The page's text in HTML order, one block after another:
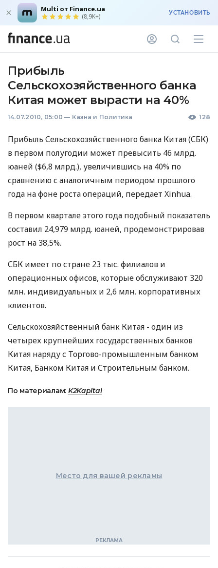
Multi от Finance.ua
(8,9K+) УСТАНОВИТЬ
Прибыль
Сельскохозяйственного банка
Китая может вырасти на 40%
14.07.2010, 05:00 — Казна и Политика 128
Прибыль Сельскохозяйственного банка Китая (СБК)
в первом полугодии может превысить 46 млрд.
юаней ($6,8 млрд.), увеличившись на 40% по
сравнению с аналогичным периодом прошлого
года на фоне роста операций, передает Xinhua.
В первом квартале этого года подобный показатель
составил 24,979 млрд. юаней, продемонстрировав
рост на 38,5%.
СБК имеет по стране 23 тыс. филиалов и
операционных офисов, которые обслуживают 320
млн. индивидуальных и 2,6 млн. корпоративных
клиентов.
Сельскохозяйственный банк Китая - один из
четырех крупнейших государственных банков
Китая наряду с Торгово-промышленным банком
Китая, Банком Китая и Строительным банком.
По материалам: K2Kapital
Место для вашей рекламы